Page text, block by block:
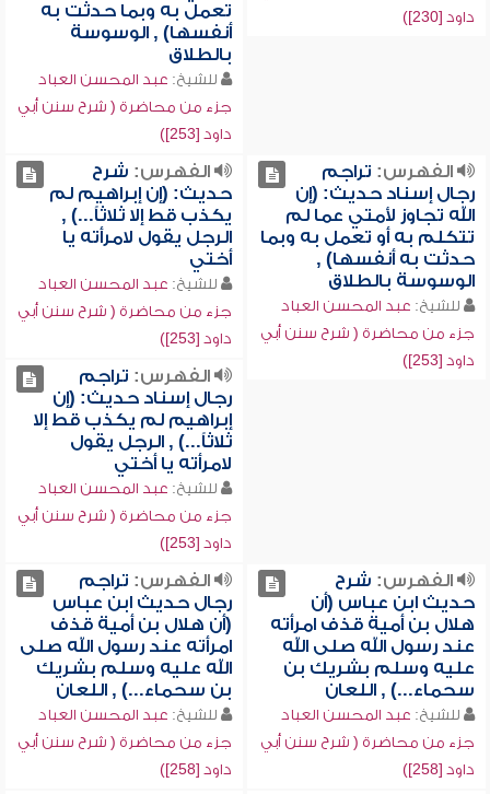
داود [230])
تعمل به وبما حدثت به
أنفسها) , الوسوسة
بالطلاق
للشيخ: عبد المحسن العباد
جزء من محاضرة ( شرح سنن أبي
داود [253])
الفهرس: تراجم
رجال إسناد حديث: (إن
الله تجاوز لأمتي عما لم
تتكلم به أو تعمل به وبما
حدثت به أنفسها) ,
الوسوسة بالطلاق
للشيخ: عبد المحسن العباد
جزء من محاضرة ( شرح سنن أبي
داود [253])
الفهرس: شرح
حديث: (إن إبراهيم لم
يكذب قط إلا ثلاثاً...) ,
الرجل يقول لامرأته يا
أختي
للشيخ: عبد المحسن العباد
جزء من محاضرة ( شرح سنن أبي
داود [253])
الفهرس: تراجم
رجال إسناد حديث: (إن
إبراهيم لم يكذب قط إلا
ثلاثاً...) , الرجل يقول
لامرأته يا أختي
للشيخ: عبد المحسن العباد
جزء من محاضرة ( شرح سنن أبي
داود [253])
الفهرس: شرح
حديث ابن عباس (أن
هلال بن أمية قذف امرأته
عند رسول الله صلى الله
عليه وسلم بشريك بن
سحماء...) , اللعان
للشيخ: عبد المحسن العباد
جزء من محاضرة ( شرح سنن أبي
داود [258])
الفهرس: تراجم
رجال حديث ابن عباس
(أن هلال بن أمية قذف
امرأته عند رسول الله صلى
الله عليه وسلم بشريك
بن سحماء...) , اللعان
للشيخ: عبد المحسن العباد
جزء من محاضرة ( شرح سنن أبي
داود [258])